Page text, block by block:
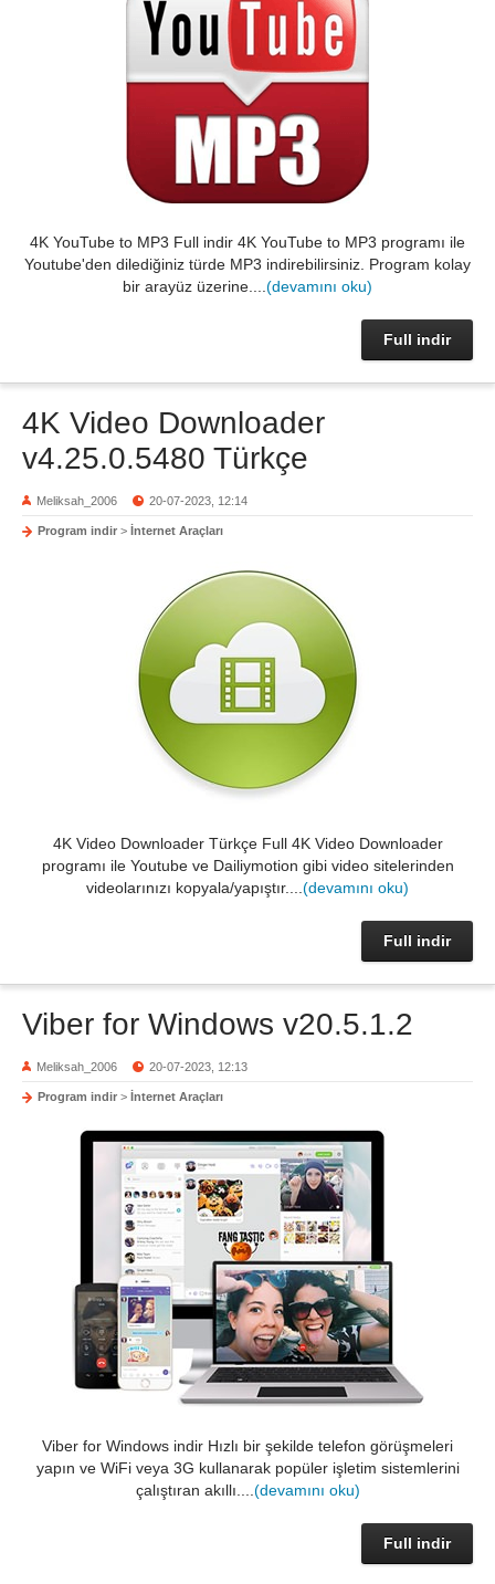
4K YouTube to MP3 Full indir 4K YouTube to MP3 programı ile
Youtube'den dilediğiniz türde MP3 indirebilirsiniz. Program kolay
bir arayüz üzerine.... (devamını oku)
Full indir
4K Video Downloader
v4.25.0.5480 Türkçe
Meliksah_2006 20-07-2023, 12:14
Program indir > İnternet Araçları
4K Video Downloader Türkçe Full 4K Video Downloader
programı ile Youtube ve Dailiymotion gibi video sitelerinden
videolarınızı kopyala/yapıştır.... (devamını oku)
Full indir
Viber for Windows v20.5.1.2
Meliksah_2006 20-07-2023, 12:13
Program indir > İnternet Araçları
Viber for Windows indir Hızlı bir şekilde telefon görüşmeleri
yapın ve WiFi veya 3G kullanarak popüler işletim sistemlerini
çalıştıran akıllı.... (devamını oku)
Full indir